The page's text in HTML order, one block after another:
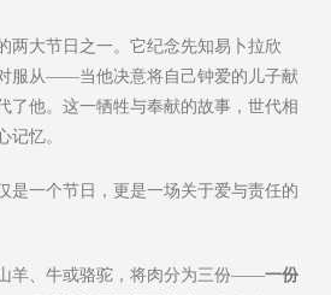
两大节日之一。它纪念先知易卜拉欣
服从——当他决意将自己钟爱的儿子献
了他。这一牺牲与奉献的故事，世代相
记忆。
是一个节日，更是一场关于爱与责任的
羊、牛或骆驼，将肉分为三份——一份